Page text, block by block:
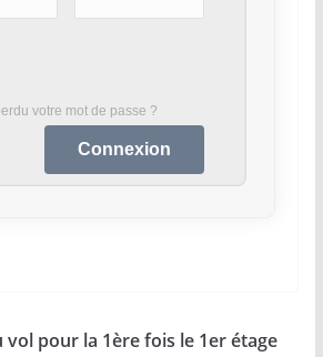
votre mot de passe ?
vol pour la 1ère fois le 1er étage